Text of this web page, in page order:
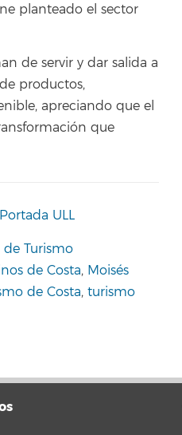
planteado el sector
de servir y dar salida a
productos,
apreciando que el
que
Portada ULL
de Turismo
de Costa, Moisés
de Costa, turismo